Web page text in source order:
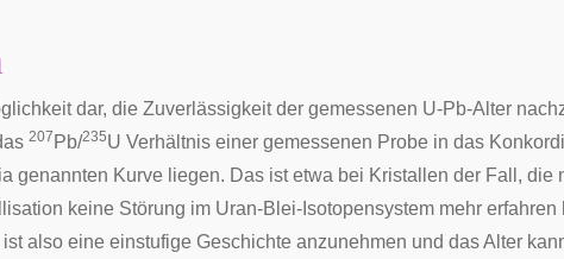
dar, die Zuverlässigkeit der gemessenen U-Pb-Alter
207 Pb/235U Verhältnis einer gemessenen Probe in das
genannten Kurve liegen. Das ist etwa bei Kristallen der Fall, die
keine Störung im Uran-Blei-Isotopensystem mehr
also eine einstufige Geschichte anzunehmen und das Alter